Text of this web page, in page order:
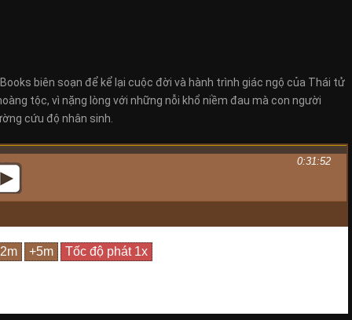
biên soạn để kể lại cuộc đời và hành trình giác ngộ của Thái tử
tộc, vì nặng lòng với những nỗi khổ niềm đau mà con người
cứu độ nhân sinh.
0:31:52